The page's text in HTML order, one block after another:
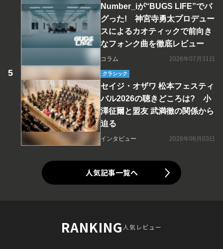
Number_iが“BUGS LIFE”でバ
グった! 神宮寺勇太プロデュー
スによるカオティックで前向き
なフォンク曲を徹底レビュー
コラム 2026年07月31日
クラシック
セイジ・オザワ 松本フェスティ
バル2026の聴きどころは? 小
澤征爾と盟友 武満徹の関係から
迫る
インタビュー 2026年08月03日
人気記事一覧へ
RANKING人気レビュー